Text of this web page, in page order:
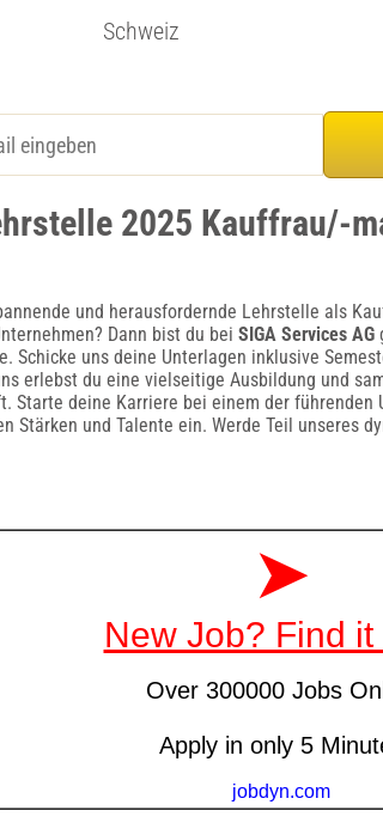
Schweiz
2025 Kauffrau/-
und herausfordernde Lehrstelle als
Dann bist du bei SIGA Services AG
Schicke uns deine Unterlagen inklusive
erlebst du eine vielseitige Ausbildung und
Starte deine Karriere bei einem der führenden
Stärken und Talente ein. Werde Teil unseres